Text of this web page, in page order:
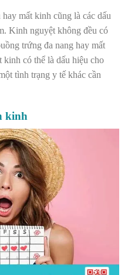
mất kinh cũng là các dấu
Kinh nguyệt không đều có
trứng đa nang hay mất
kinh có thể là dấu hiệu cho
tình trạng y tế khác cần
kinh